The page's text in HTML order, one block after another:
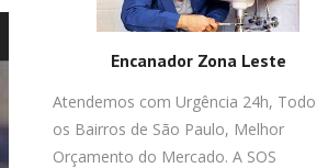
Encanador Zona Leste
Atendemos com Urgência 24h,
os Bairros de São Paulo, Melhor
Orçamento do Mercado. A SOS